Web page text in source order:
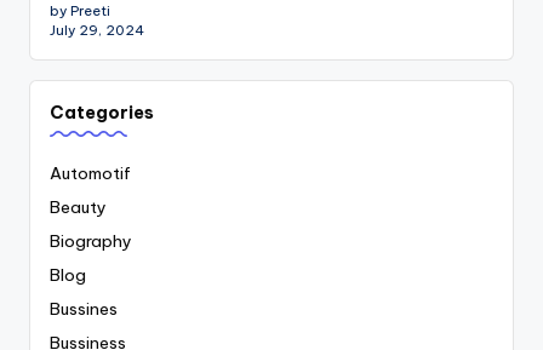
by Preeti
July 29, 2024
Categories
Automotif
Beauty
Biography
Blog
Bussines
Bussiness